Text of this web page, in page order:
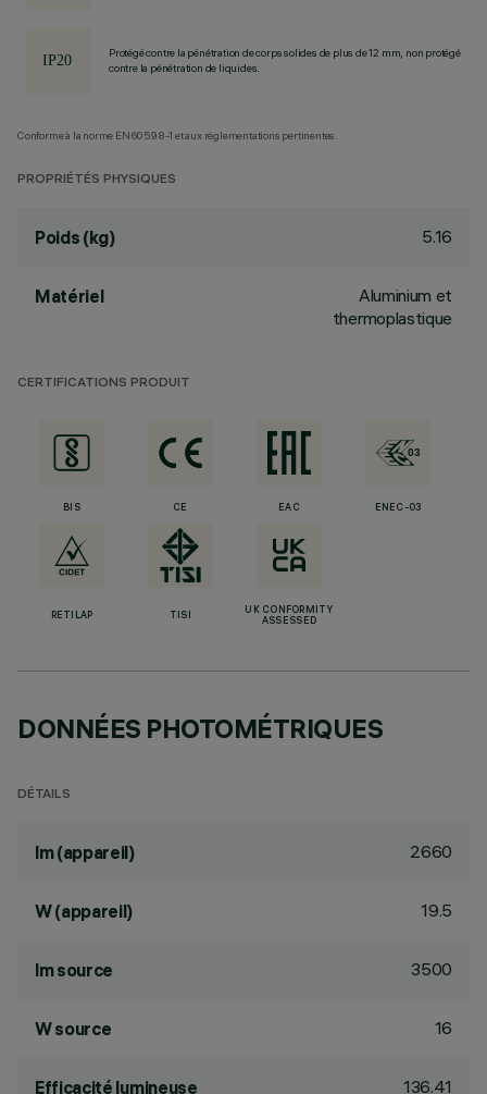
Protégé contre la pénétration de corps solides de plus de 12 mm, non protégé
contre la pénétration de liquides.
Conforme à la norme EN60598-1 et aux réglementations pertinentes.
PROPRIÉTÉS PHYSIQUES
Poids (kg) 5.16
Matériel
Aluminium et
thermoplastique
CERTIFICATIONS PRODUIT
BIS CE EAC ENEC-03
RETILAP TISI
UK CONFORMITY
ASSESSED
DONNÉES PHOTOMÉTRIQUES
DÉTAILS
lm (appareil) 2660
W (appareil) 19.5
lm source 3500
W source 16
Efficacité lumineuse 136.41